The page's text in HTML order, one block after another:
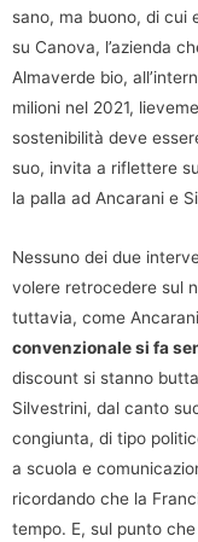
sano, ma buono, di cui
su Canova, l’azienda
Almaverde bio,
milioni nel 2021,
sostenibilità deve
suo, invita a riflettere
la palla ad Ancarani e
Nessuno dei due
volere retrocedere sul
tuttavia, come
convenzionale si fa
discount si stanno
Silvestrini, dal canto
congiunta, di tipo
a scuola e
ricordando che la
tempo. E, sul punto